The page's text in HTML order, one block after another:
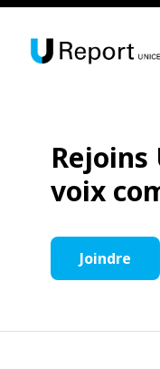
Rejoins
voix
Joindre